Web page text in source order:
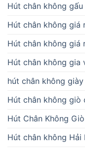
Hút chân không
Hút chân không giá
Hút chân không giá
Hút chân không gia
hút chân không
Hút chân không giò
Hút Chân Không
Hút chân không Hải